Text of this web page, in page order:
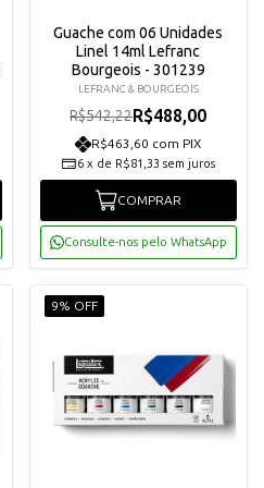
Guache com 06 Unidades
Linel 14ml Lefranc
Bourgeois - 301239
LEFRANC & BOURGEOIS
R$542,22R$488,00
R$463,60 com PIX
6 x de R$81,33 sem juros
COMPRAR
Consulte-nos pelo WhatsApp
9% OFF